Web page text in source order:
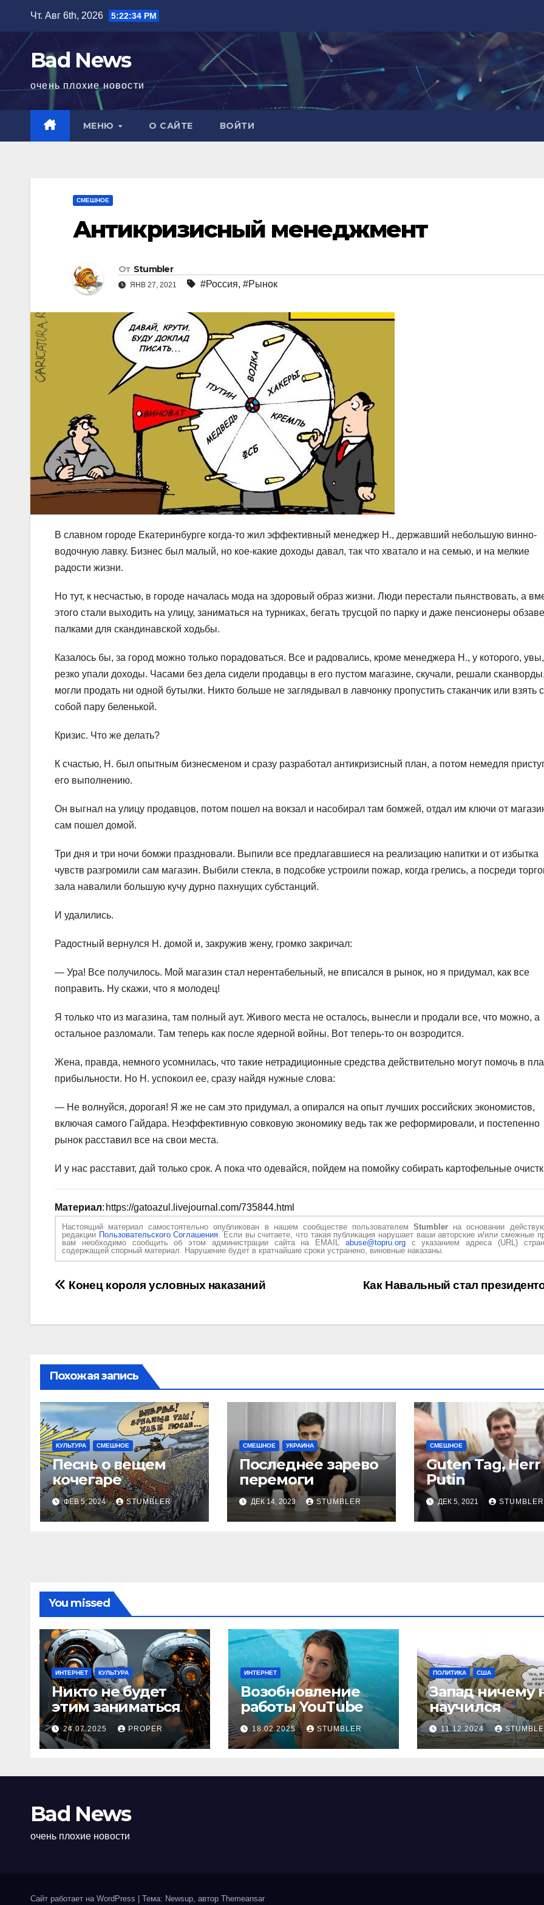
содержимому
Чт. Авг 6th, 2026 5:22:35 PM
Bad News
очень плохие новости
МЕНЮ О САЙТЕ ВОЙТИ
СМЕШНОЕ
Антикризисный менеджмент
От Stumbler
ЯНВ 27, 2021 #Россия, #Рынок
В славном городе Екатеринбурге когда-то жил эффективный менеджер Н., державший небольшую винно-
водочную лавку. Бизнес был малый, но кое-какие доходы давал, так что хватало и на семью, и на мелкие
радости жизни.
Но тут, к несчастью, в городе началась мода на здоровый образ жизни. Люди перестали пьянствовать, а
этого стали выходить на улицу, заниматься на турниках, бегать трусцой по парку и даже пенсионеры
палками для скандинавской ходьбы.
Казалось бы, за город можно только порадоваться. Все и радовались, кроме менеджера Н., у которого, увы,
резко упали доходы. Часами без дела сидели продавцы в его пустом магазине, скучали, решали
могли продать ни одной бутылки. Никто больше не заглядывал в лавчонку пропустить стаканчик или взять с
собой пару беленькой.
Кризис. Что же делать?
К счастью, Н. был опытным бизнесменом и сразу разработал антикризисный план, а потом немедля
его выполнению.
Он выгнал на улицу продавцов, потом пошел на вокзал и насобирал там бомжей, отдал им ключи от
сам пошел домой.
Три дня и три ночи бомжи праздновали. Выпили все предлагавшиеся на реализацию напитки и от избытка
чувств разгромили сам магазин. Выбили стекла, в подсобке устроили пожар, когда грелись, а посреди
зала навалили большую кучу дурно пахнущих субстанций.
И удалились.
Радостный вернулся Н. домой и, закружив жену, громко закричал:
— Ура! Все получилось. Мой магазин стал нерентабельный, не вписался в рынок, но я придумал, как все
поправить. Ну скажи, что я молодец!
Я только что из магазина, там полный аут. Живого места не осталось, вынесли и продали все, что можно, а
остальное разломали. Там теперь как после ядерной войны. Вот теперь-то он возродится.
Жена, правда, немного усомнилась, что такие нетрадиционные средства действительно могут помочь в
прибыльности. Но Н. успокоил ее, сразу найдя нужные слова:
— Не волнуйся, дорогая! Я же не сам это придумал, а опирался на опыт лучших российских экономистов,
включая самого Гайдара. Неэффективную совковую экономику ведь так же реформировали, и постепенно
рынок расставил все на свои места.
И у нас расставит, дай только срок. А пока что одевайся, пойдем на помойку собирать картофельные
Материал: https://gatoazul.livejournal.com/735844.html
Настоящий материал самостоятельно опубликован в нашем сообществе пользователемStumbler на основании
редакции Пользовательского Соглашения. Если вы считаете, что такая публикация нарушает ваши авторские и/или смежные
вам необходимо сообщить об этом администрации сайта на EMAIL abuse@topru.orgс указанием адреса (URL)
содержащей спорный материал. Нарушение будет в кратчайшие сроки устранено, виновные наказаны.
Навигация
Как Навальный стал
Конец короля условных наказаний
Похожая запись
КУЛЬТУРА СМЕШНОЕ
Песнь о вещем
кочегаре
ФЕВ 5, 2024 STUMBLER
СМЕШНОЕ УКРАИНА
Последнее зарево
перемоги
ДЕК 14, 2023 STUMBLER
СМЕШНОЕ
Guten Tag, Herr
Putin
ДЕК 5, 2021 STUMBLER
You missed
ИНТЕРНЕТ КУЛЬТУРА
Никто не будет
этим заниматься
24.07.2025 PROPER
ИНТЕРНЕТ
Возобновление
работы YouТube
18.02.2025 STUMBLER
ПОЛИТИКА США
Запад ничему
научился
11.12.2024
Bad News
очень плохие новости
Сайт работает на WordPress Тема: Newsup, автор Themeansar